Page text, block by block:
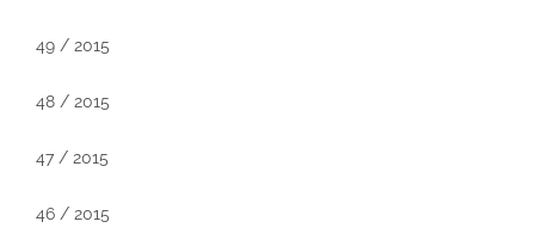
49 / 2015
48 / 2015
47 / 2015
46 / 2015